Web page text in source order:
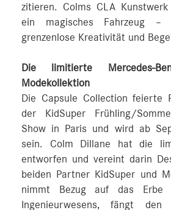
zitieren. Colms CLA
ein magisches Fahrzeug
grenzenlose Kreativität und
Die limitierte Mercedes-
Modekollektion
Die Capsule Collection feierte
der KidSuper Frühling/
Show in Paris und wird ab
sein. Colm Dillane hat die
entworfen und vereint darin
beiden Partner KidSuper und
nimmt Bezug auf das Erbe
Ingenieurwesens, fängt den